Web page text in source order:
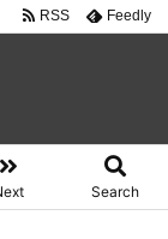
Search
RSS Feedly